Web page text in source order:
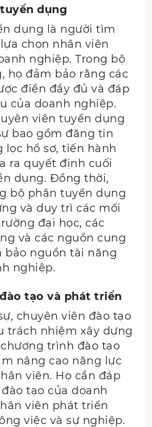
dụng
dụng là người tìm
chọn nhân viên
nghiệp. Trong bộ
họ đảm bảo rằng các
điền đầy đủ và đáp
của doanh nghiệp.
viên tuyển dụng
bao gồm đăng tin
lọc hồ sơ, tiến hành
ra quyết định cuối
dụng. Đồng thời,
bộ phận tuyển dụng
và duy trì các mối
đại học, các
và các nguồn cung
bảo nguồn tài năng
nghiệp.
tạo và phát triển
chuyên viên đào tạo
trách nhiệm xây dựng
trình đào tạo
nâng cao năng lực
viên. Họ cần đáp
tạo của doanh
viên phát triển
việc và sự nghiệp.